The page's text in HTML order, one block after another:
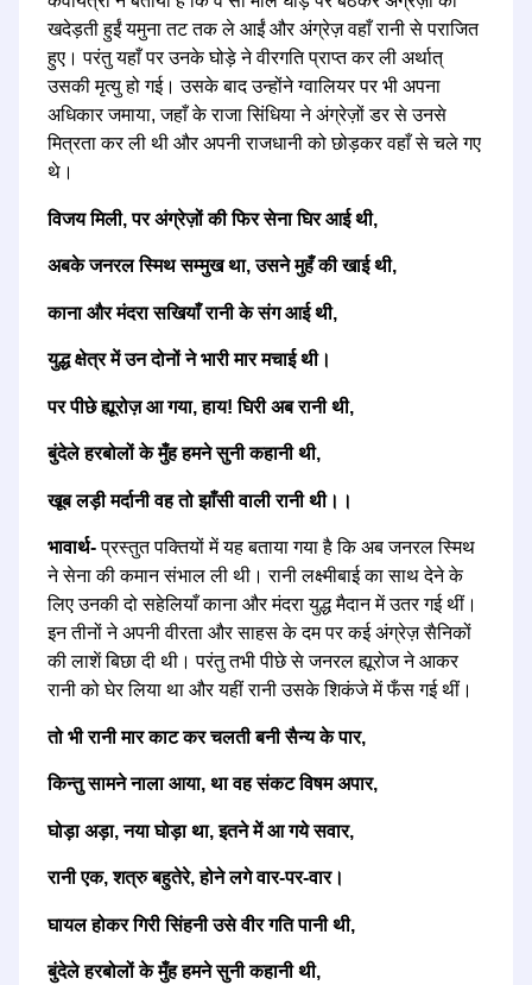
खदेड़ती हुईं यमुना तट तक ले आईं और अंग्रेज़ वहाँ रानी से पराजित
हुए। परंतु यहाँ पर उनके घोड़े ने वीरगति प्राप्त कर ली अर्थात्
उसकी मृत्यु हो गई। उसके बाद उन्होंने ग्वालियर पर भी अपना
अधिकार जमाया, जहाँ के राजा सिंधिया ने अंग्रेज़ों डर से उनसे
मित्रता कर ली थी और अपनी राजधानी को छोड़कर वहाँ से चले गए
थे।
विजय मिली, पर अंग्रेज़ों की फिर सेना घिर आई थी,
अबके जनरल स्मिथ सम्मुख था, उसने मुहँ की खाई थी,
काना और मंदरा सखियाँ रानी के संग आई थी,
युद्ध क्षेत्र में उन दोनों ने भारी मार मचाई थी।
पर पीछे ह्यूरोज़ आ गया, हाय! घिरी अब रानी थी,
बुंदेले हरबोलों के मुँह हमने सुनी कहानी थी,
खूब लड़ी मर्दानी वह तो झाँसी वाली रानी थी।।
भावार्थ-प्रस्तुत पक्तियों में यह बताया गया है कि अब जनरल स्मिथ
ने सेना की कमान संभाल ली थी। रानी लक्ष्मीबाई का साथ देने के
लिए उनकी दो सहेलियाँ काना और मंदरा युद्ध मैदान में उतर गई थीं।
इन तीनों ने अपनी वीरता और साहस के दम पर कई अंग्रेज़ सैनिकों
की लाशें बिछा दी थी। परंतु तभी पीछे से जनरल ह्यूरोज ने आकर
रानी को घेर लिया था और यहीं रानी उसके शिकंजे में फँस गई थीं।
तो भी रानी मार काट कर चलती बनी सैन्य के पार,
किन्तु सामने नाला आया, था वह संकट विषम अपार,
घोड़ा अड़ा, नया घोड़ा था, इतने में आ गये सवार,
रानी एक, शत्रु बहुतेरे, होने लगे वार-पर-वार।
घायल होकर गिरी सिंहनी उसे वीर गति पानी थी,
बुंदेले हरबोलों के मुँह हमने सुनी कहानी थी,